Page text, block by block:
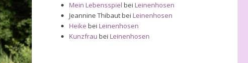
Mein Lebensspiel beiLeinenhosen
Jeannine ThibautbeiLeinenhosen
Heike beiLeinenhosen
Kunzfrau beiLeinenhosen